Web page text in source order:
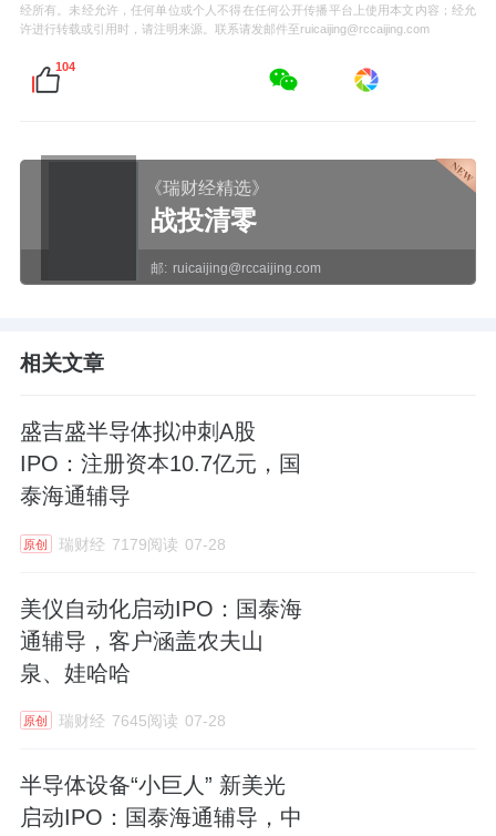
经所有。未经允许，任何单位或个人不得在任何公开传播平台上使用本文内容；经允
许进行转载或引用时，请注明来源。联系请发邮件至ruicaijing@rccaijing.com
104
《瑞财经精选》
战投清零
邮: ruicaijing@rccaijing.com
相关文章
盛吉盛半导体拟冲刺A股
IPO：注册资本10.7亿元，国
泰海通辅导
原创 瑞财经 7179阅读 07-28
美仪自动化启动IPO：国泰海
通辅导，客户涵盖农夫山
泉、娃哈哈
原创 瑞财经 7645阅读 07-28
半导体设备“小巨人” 新美光
启动IPO：国泰海通辅导，中